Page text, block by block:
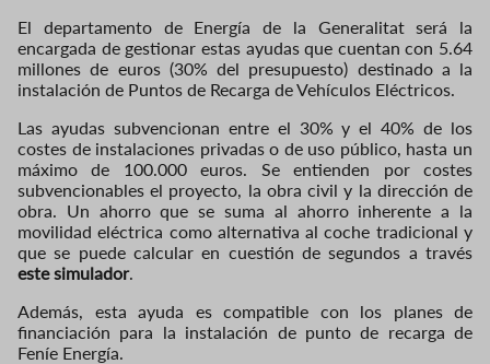
El departamento de Energía de la Generalitat será la
encargada de gestionar estas ayudas que cuentan con 5.64
millones de euros (30% del presupuesto) destinado a la
instalación de Puntos de Recarga de Vehículos Eléctricos.
Las ayudas subvencionan entre el 30% y el 40% de los
costes de instalaciones privadas o de uso público, hasta un
máximo de 100.000 euros. Se entienden por costes
subvencionables el proyecto, la obra civil y la dirección de
obra. Un ahorro que se suma al ahorro inherente a la
movilidad eléctrica como alternativa al coche tradicional y
que se puede calcular en cuestión de segundos a través
este simulador.
Además, esta ayuda es compatible con los planes de
financiación para la instalación de punto de recarga de
Feníe Energía.